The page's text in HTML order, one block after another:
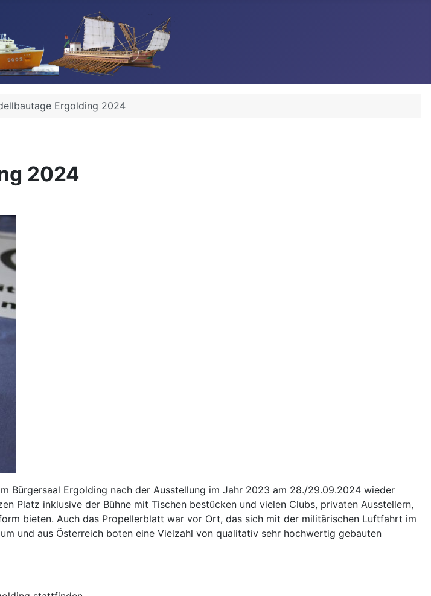
Ergolding 2024
2024
Bürgersaal Ergolding nach der Ausstellung im Jahr 2023 am 28./29.09.2024 wieder
Platz inklusive der Bühne mit Tischen bestücken und vielen Clubs, privaten Ausstellern,
bieten. Auch das Propellerblatt war vor Ort, das sich mit der militärischen Luftfahrt im
und aus Österreich boten eine Vielzahl von qualitativ sehr hochwertig gebauten